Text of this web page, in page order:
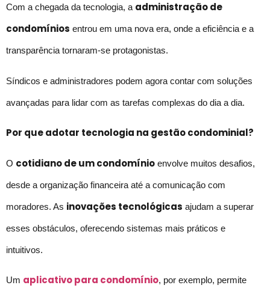
Com a chegada da tecnologia, a administração de
condomínios entrou em uma nova era, onde a eficiência e a
transparência tornaram-se protagonistas.
Síndicos e administradores podem agora contar com soluções
avançadas para lidar com as tarefas complexas do dia a dia.
Por que adotar tecnologia na gestão condominial?
O cotidiano de um condomínio envolve muitos desafios,
desde a organização financeira até a comunicação com
moradores. As inovações tecnológicas ajudam a superar
esses obstáculos, oferecendo sistemas mais práticos e
intuitivos.
Um aplicativo para condomínio, por exemplo, permite